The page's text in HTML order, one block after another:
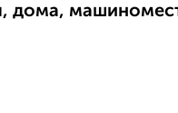
дома,